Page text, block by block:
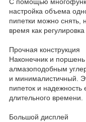
С помощью
настройка объема
пипетки можно снять,
время как
Прочная конструкция
Наконечник и
алмазоподобным
и минималистичный.
пипеток и
длительного времени.
Большой дисплей